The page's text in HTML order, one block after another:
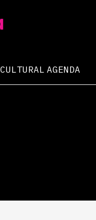
CULTURAL AGENDA